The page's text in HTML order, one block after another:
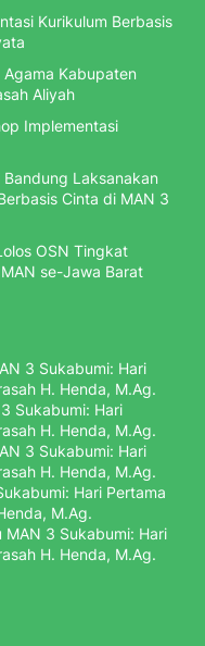
Kurikulum Berbasis
Agama Kabupaten
Aliyah
Implementasi
Laksanakan
Cinta di MAN 3
OSN Tingkat
se-Jawa Barat
3 Sukabumi: Hari
H. Henda, M.Ag.
Sukabumi: Hari
H. Henda, M.Ag.
3 Sukabumi: Hari
H. Henda, M.Ag.
Hari Pertama
M.Ag.
MAN 3 Sukabumi: Hari
H. Henda, M.Ag.